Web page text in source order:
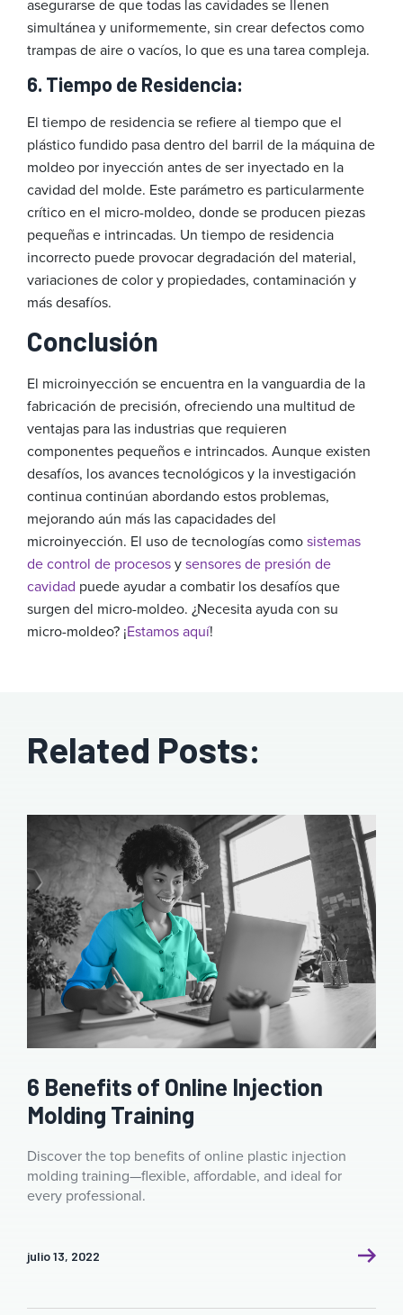
asegurarse de que todas las cavidades se llenen
simultánea y uniformemente, sin crear defectos como
trampas de aire o vacíos, lo que es una tarea compleja.
6. Tiempo de Residencia:
El tiempo de residencia se refiere al tiempo que el
plástico fundido pasa dentro del barril de la máquina de
moldeo por inyección antes de ser inyectado en la
cavidad del molde. Este parámetro es particularmente
crítico en el micro-moldeo, donde se producen piezas
pequeñas e intrincadas. Un tiempo de residencia
incorrecto puede provocar degradación del material,
variaciones de color y propiedades, contaminación y
más desafíos.
Conclusión
El microinyección se encuentra en la vanguardia de la
fabricación de precisión, ofreciendo una multitud de
ventajas para las industrias que requieren
componentes pequeños e intrincados. Aunque existen
desafíos, los avances tecnológicos y la investigación
continua continúan abordando estos problemas,
mejorando aún más las capacidades del
microinyección. El uso de tecnologías comosistemas
de control de procesosysensores de presión de
cavidad puede ayudar a combatir los desafíos que
surgen del micro-moldeo. ¿Necesita ayuda con su
micro-moldeo? ¡Estamos aquí!
Related Posts:
6 Benefits of Online Injection
Molding Training
Discover the top benefits of online plastic injection
molding training—flexible, affordable, and ideal for
every professional.
julio 13, 2022